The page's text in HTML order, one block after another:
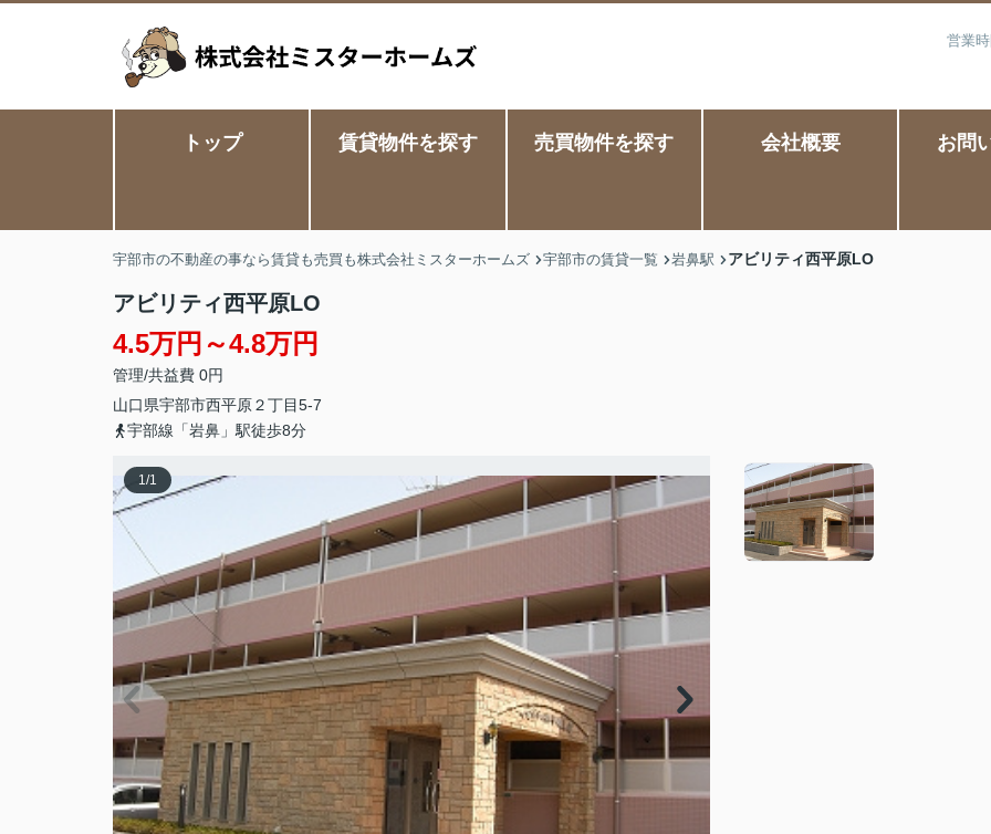
営業
トップ 賃貸物件を探す 売買物件を探す 会社概要 お問
宇部市の不動産の事なら賃貸も売買も株式会社ミスターホームズ 宇部市の賃貸一覧 岩鼻駅 アビリティ西平原LO
アビリティ西平原LO
4.5万円～4.8万円
管理/共益費 0円
山口県宇部市西平原２丁目5-7
宇部線「岩鼻」駅徒歩8分
1/1